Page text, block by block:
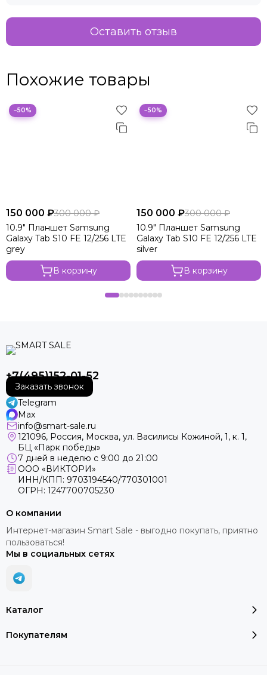
Оставить отзыв
Похожие товары
−50%
150 000 ₽300 000 ₽
10.9" Планшет Samsung
Galaxy Tab S10 FE 12/256 LTE
grey
В корзину
−50%
150 000 ₽300 000 ₽
10.9" Планшет Samsung
Galaxy Tab S10 FE 12/256 LTE
silver
В корзину
+7(495)152-01-52
Заказать звонок
Telegram
Max
info@smart-sale.ru
121096, Россия, Москва, ул. Василисы Кожиной, 1, к. 1,
БЦ «Парк победы»
7 дней в неделю с 9:00 до 21:00
ООО «ВИКТОРИ»
ИНН/КПП: 9703194540/770301001
ОГРН: 1247700705230
Каталог
Покупателям
О компании
Интернет-магазин Smart Sale - выгодно покупать, приятно
пользоваться!
Мы в социальных сетях